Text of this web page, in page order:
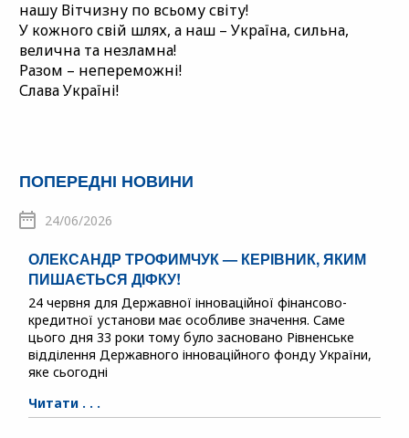
нашу Вітчизну по всьому світу!
У кожного свій шлях, а наш – Україна, сильна,
велична та незламна!
Разом – непереможні!
Слава Україні!
ПОПЕРЕДНІ НОВИНИ
24/06/2026
ОЛЕКСАНДР ТРОФИМЧУК — КЕРІВНИК, ЯКИМ
ПИШАЄТЬСЯ ДІФКУ!
24 червня для Державної інноваційної фінансово-
кредитної установи має особливе значення. Саме
цього дня 33 роки тому було засновано Рівненське
відділення Державного інноваційного фонду України,
яке сьогодні
Читати . . .